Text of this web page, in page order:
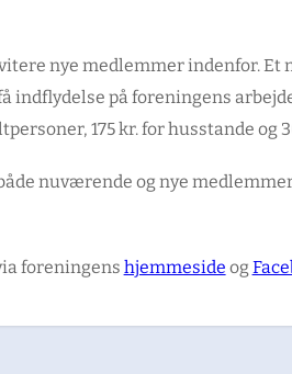
nye medlemmer indenfor. Et
indflydelse på foreningens
175 kr. for husstande og
nuværende og nye
foreningens hjemmeside og